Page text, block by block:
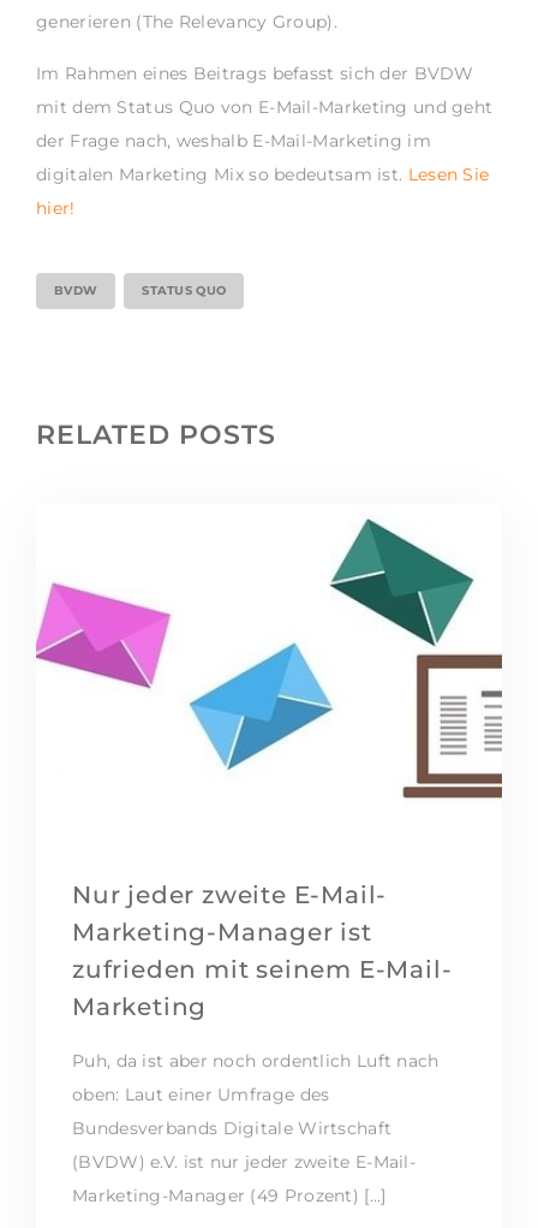
generieren (The Relevancy Group).
Im Rahmen eines Beitrags befasst sich der BVDW
mit dem Status Quo von E-Mail-Marketing und geht
der Frage nach, weshalb E-Mail-Marketing im
digitalen Marketing Mix so bedeutsam ist. Lesen Sie
hier!
BVDW STATUS QUO
RELATED POSTS
Nur jeder zweite E-Mail-
Marketing-Manager ist
zufrieden mit seinem E-Mail-
Marketing
Puh, da ist aber noch ordentlich Luft nach
oben: Laut einer Umfrage des
Bundesverbands Digitale Wirtschaft
(BVDW) e.V. ist nur jeder zweite E-Mail-
Marketing-Manager (49 Prozent) […]